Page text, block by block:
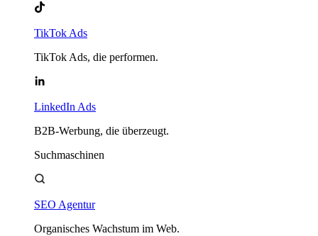
TikTok Ads
TikTok Ads, die performen.
LinkedIn Ads
B2B-Werbung, die überzeugt.
Suchmaschinen
SEO Agentur
Organisches Wachstum im Web.